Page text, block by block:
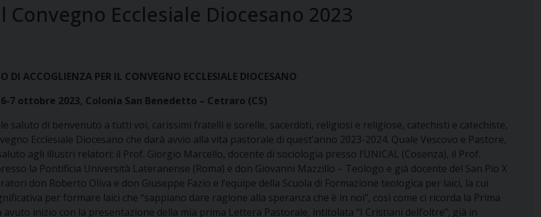
Ecclesiale Diocesano 2023
DI ACCOGLIENZA PER IL CONVEGNO ECCLESIALE DIOCESANO
6-7 ottobre 2023, Colonia San Benedetto – Cetraro (CS)
saluto di benvenuto a tutti voi, carissimi fratelli e sorelle, sacerdoti, religiosi e religiose, catechisti e catechiste,
Ecclesiale Diocesano che darà avvio alla vita pastorale di quest’anno 2023-2024. Quale Vescovo e Pastore,
agli illustri relatori: il Prof. Giorgio Marcello, docente di sociologia presso l’UNICAL (Cosenza), il Prof.
la Pontificia Università Lateranense (Roma) e don Giovanni Mazzillo – Teologo e già docente del San Pio X
don Roberto Oliva e don Giuseppe Fazio e l’equipe della Scuola di Formazione teologica per laici, la cui
per formare laici che “sappiano dare ragione alla speranza che è in noi”, così come ci ricorda la Prima
inizio con la presentazione della mia prima Lettera Pastorale, intitolata “I Cristiani dell’oltre”; già in